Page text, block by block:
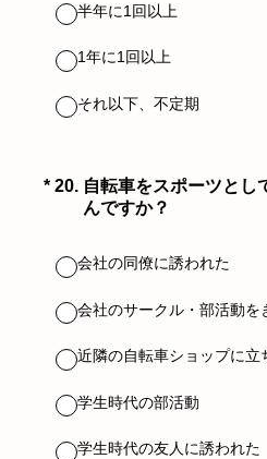
半年に1回以上
1年に1回以上
それ以下、不定期
* 20. 自転車をスポーツとし
んですか？
（必須）
会社の同僚に誘われた
会社のサークル・部活動を
近隣の自転車ショップに立
学生時代の部活動
学生時代の友人に誘われた